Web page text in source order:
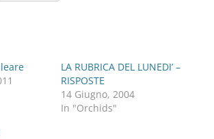
LA RUBRICA DEL LUNEDI’ –
RISPOSTE
14 Giugno, 2004
In "Orchids"